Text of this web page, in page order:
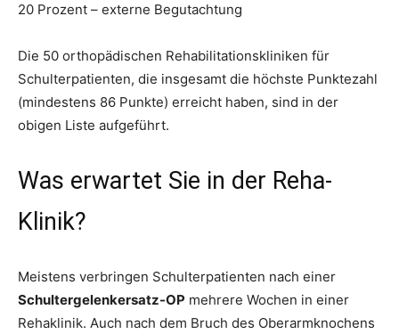
20 Prozent – externe Begutachtung
Die 50 orthopädischen Rehabilitationskliniken für
Schulterpatienten, die insgesamt die höchste Punktezahl
(mindestens 86 Punkte) erreicht haben, sind in der
obigen Liste aufgeführt.
Was erwartet Sie in der Reha-
Klinik?
Meistens verbringen Schulterpatienten nach einer
Schultergelenkersatz-OP mehrere Wochen in einer
Rehaklinik. Auch nach dem Bruch des Oberarmknochens